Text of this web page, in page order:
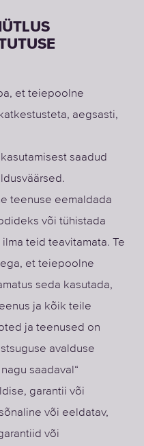
et teiepoolne
aegsasti,
saadud
teenuse eemaldada
või tühistada
teid teavitamata. Te
et teiepoolne
seda kasutada,
ja kõik teile
ja teenused on
avalduse
saadaval“
garantii või
või eeldatav,
või